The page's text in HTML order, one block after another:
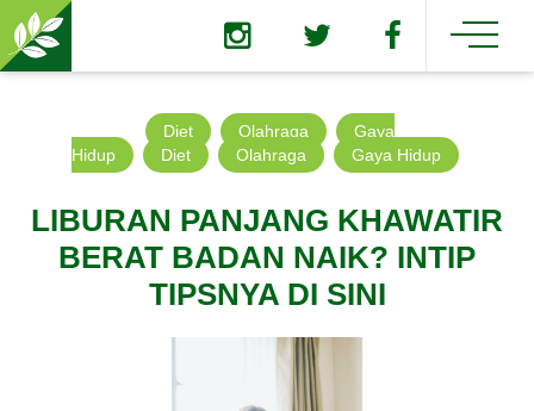
Diet Olahraga
Gaya
Hidup
Diet Olahraga Gaya Hidup
LIBURAN PANJANG KHAWATIR
BERAT BADAN NAIK? INTIP
TIPSNYA DI SINI